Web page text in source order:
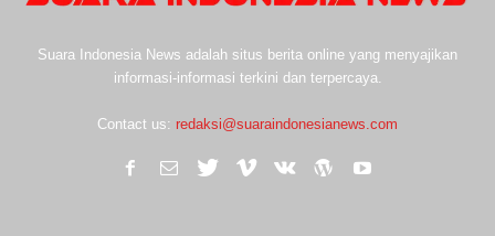
Suara Indonesia News adalah situs berita online yang menyajikan
informasi-informasi terkini dan terpercaya.
Contact us: redaksi@suaraindonesianews.com